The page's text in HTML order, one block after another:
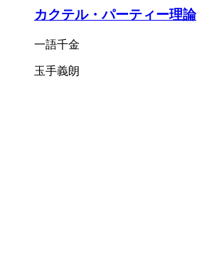
カクテル・パーティー理論
一語千金
玉手義朗